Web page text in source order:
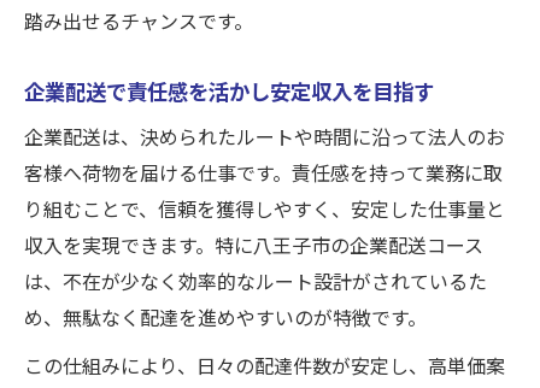
踏み出せるチャンスです。
企業配送で責任感を活かし安定収入を目指す
企業配送は、決められたルートや時間に沿って法人のお
客様へ荷物を届ける仕事です。責任感を持って業務に取
り組むことで、信頼を獲得しやすく、安定した仕事量と
収入を実現できます。特に八王子市の企業配送コース
は、不在が少なく効率的なルート設計がされているた
め、無駄なく配達を進めやすいのが特徴です。
この仕組みにより、日々の配達件数が安定し、高単価案